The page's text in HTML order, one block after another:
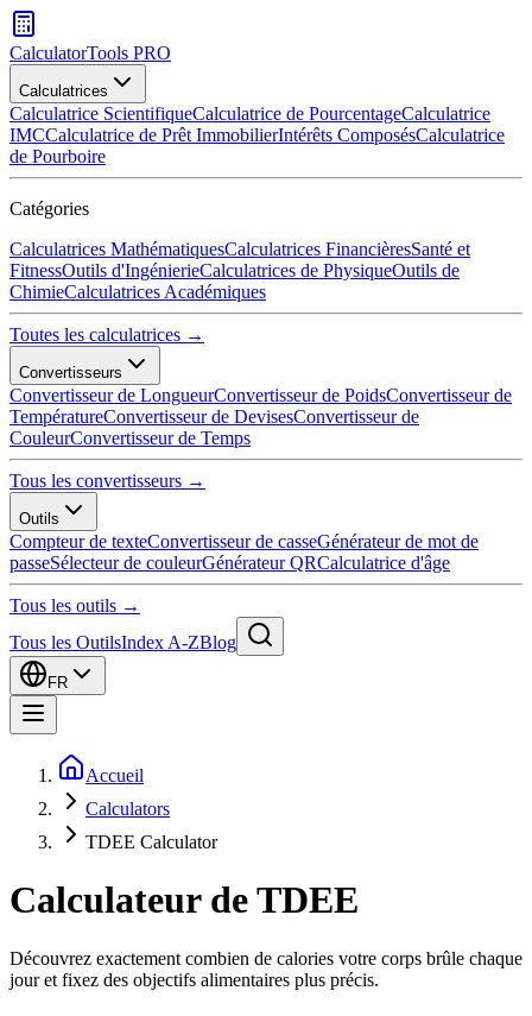
CalculatorTools PRO
Calculatrices
Calculatrice ScientifiqueCalculatrice de PourcentageCalculatrice
IMCCalculatrice de Prêt ImmobilierIntérêts ComposésCalculatrice
de Pourboire
Catégories
Calculatrices MathématiquesCalculatrices FinancièresSanté et
FitnessOutils d'IngénierieCalculatrices de PhysiqueOutils de
ChimieCalculatrices Académiques
Toutes les calculatrices →
Convertisseurs
Convertisseur de LongueurConvertisseur de PoidsConvertisseur de
TempératureConvertisseur de DevisesConvertisseur de
CouleurConvertisseur de Temps
Tous les convertisseurs →
Outils
Compteur de texteConvertisseur de casseGénérateur de mot de
passeSélecteur de couleurGénérateur QRCalculatrice d'âge
Tous les outils →
Tous les OutilsIndex A-ZBlog
FR
Accueil
Calculators
TDEE Calculator
Calculateur de TDEE
Découvrez exactement combien de calories votre corps brûle chaque
jour et fixez des objectifs alimentaires plus précis.